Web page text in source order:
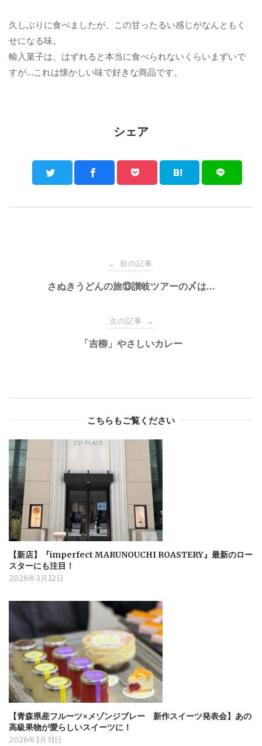
久しぶりに食べましたが、この甘ったるい感じがなんともく
せになる味。
輸入菓子は、はずれると本当に食べられないくらいまずいで
すが…これは懐かしい味で好きな商品です。
シェア
navigation
← 前の記事
さぬきうどんの旅⑬讃岐ツアーの〆は…
次の記事 →
「吉柳」やさしいカレー
こちらもご覧ください
【新店】『imperfect MARUNOUCHI ROASTERY』最新のロー
スターにも注目！
2026年3月12日
【青森県産フルーツ×メゾンジブレー 新作スイーツ発表会】あの
高級果物が愛らしいスイーツに！
2026年1月31日